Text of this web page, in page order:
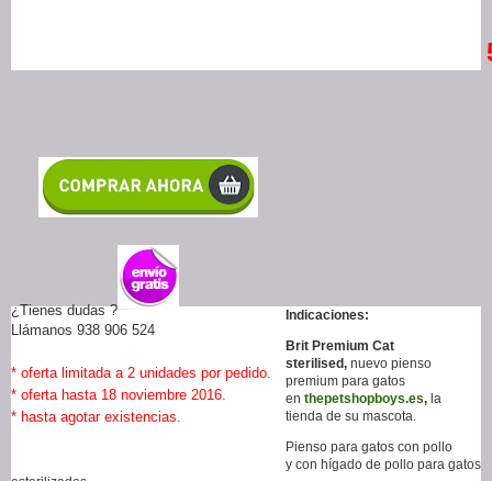
¿Tienes dudas ?
Llámanos 938 906 524
* oferta limitada a 2 unidades por pedido.
* oferta hasta 18 noviembre 2016.
* hasta agotar existencias.
Indicaciones:
Brit Premium Cat
sterilised, nuevo pienso
premium para gatos
en thepetshopboys.es, la
tienda de su mascota.
Pienso para gatos con pollo
y con hígado de pollo para gatos